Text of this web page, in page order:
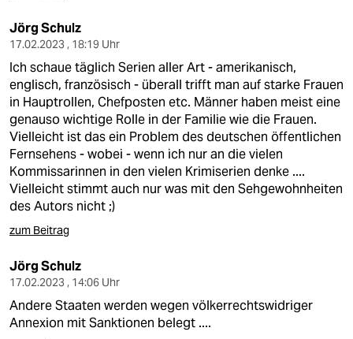
Jörg Schulz
17.02.2023 , 18:19 Uhr
Ich schaue täglich Serien aller Art - amerikanisch,
englisch, französisch - überall trifft man auf starke Frauen
in Hauptrollen, Chefposten etc. Männer haben meist eine
genauso wichtige Rolle in der Familie wie die Frauen.
Vielleicht ist das ein Problem des deutschen öffentlichen
Fernsehens - wobei - wenn ich nur an die vielen
Kommissarinnen in den vielen Krimiserien denke ....
Vielleicht stimmt auch nur was mit den Sehgewohnheiten
des Autors nicht ;)
zum Beitrag
Jörg Schulz
17.02.2023 , 14:06 Uhr
Andere Staaten werden wegen völkerrechtswidriger
Annexion mit Sanktionen belegt ....